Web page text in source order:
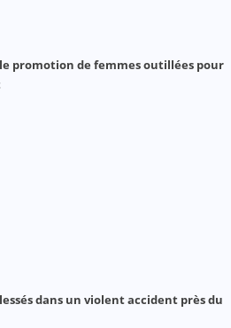
promotion de femmes outillées pour
dans un violent accident près du